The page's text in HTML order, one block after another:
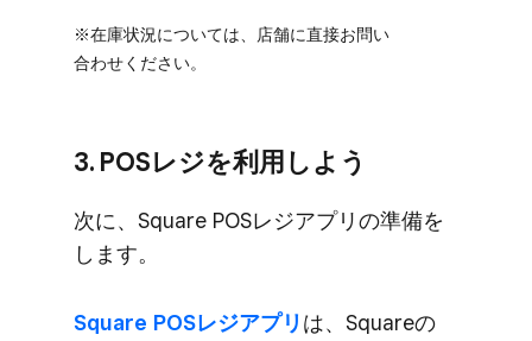
※在庫状況に​ついては、​店舗に​直接お問い​
合わせください。
3. POSレジを​利用しよう
次に、​Square POSレジアプリの​準備を​
します。
Square POSレジアプリ は、​Squareの​